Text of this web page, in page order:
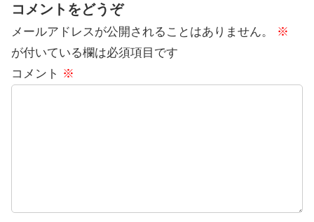
コメントをどうぞ
メールアドレスが公開されることはありません。
※
が付いている欄は必須項目です
コメント ※